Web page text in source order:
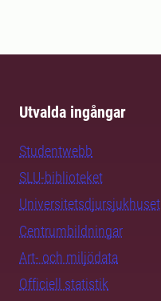
Utvalda ingångar
Studentwebb
SLU-biblioteket
Universitetsdjursjukhuset
Centrumbildningar
Art- och miljödata
Officiell statistik